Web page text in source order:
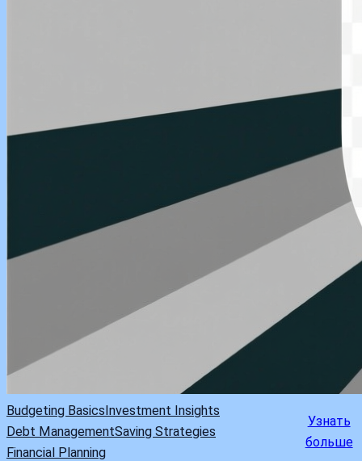
Budgeting BasicsInvestment Insights
Debt ManagementSaving Strategies
Financial Planning
Узнать
больше